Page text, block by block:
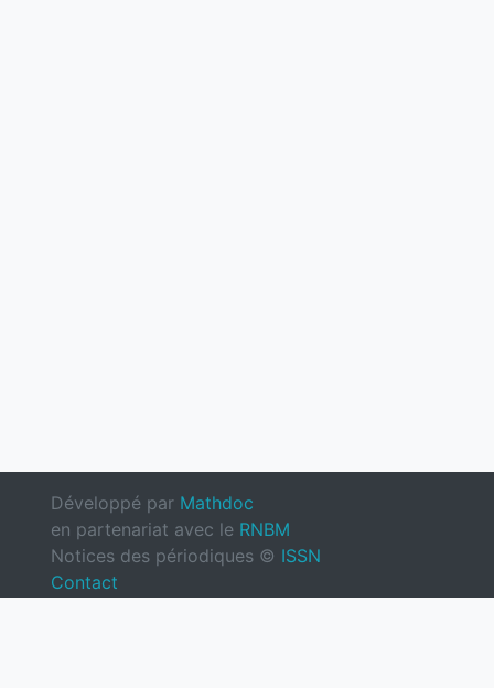
Développé par Mathdoc
en partenariat avec le RNBM
Notices des périodiques © ISSN
Contact